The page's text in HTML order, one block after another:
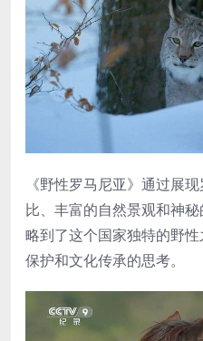
《野性罗马尼亚》通过展
比、丰富的自然景观和神
略到了这个国家独特的野
保护和文化传承的思考。